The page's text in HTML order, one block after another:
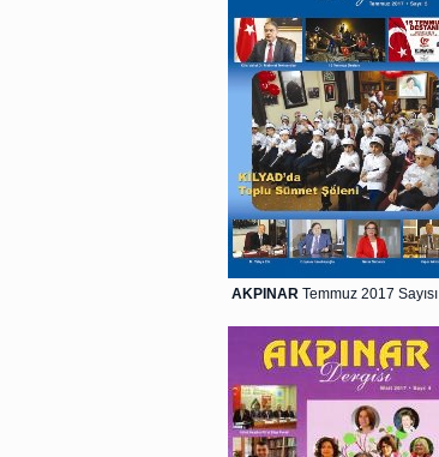
AKPINAR Temmuz 2017 Sayısı